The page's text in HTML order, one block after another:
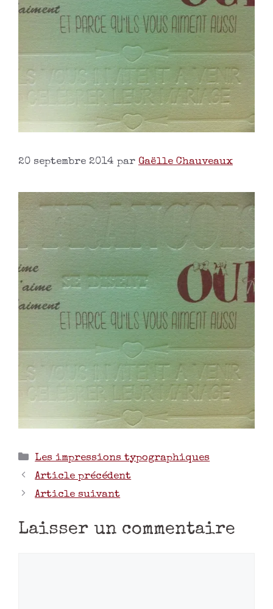
20 septembre 2014 par Gaëlle Chauveaux
Les impressions typographiques
Article précédent
Article suivant
Laisser un commentaire